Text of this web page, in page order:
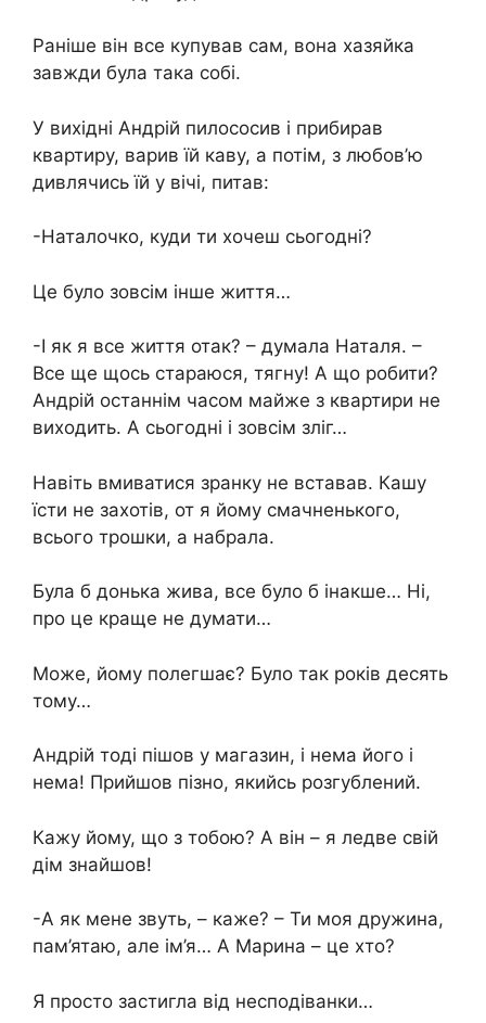
Раніше він все купував сам, вона хазяйка
завжди була така собі.
У вихідні Андрій пилососив і прибирав
квартиру, варив їй каву, а потім, з любов’ю
дивлячись їй у вічі, питав:
-Наталочко, куди ти хочеш сьогодні?
Це було зовсім інше життя…
-І як я все життя отак? – думала Наталя. –
Все ще щось стараюся, тягну! А що робити?
Андрій останнім часом майже з квартири не
виходить. А сьогодні і зовсім зліг…
Навіть вмиватися зранку не вставав. Кашу
їсти не захотів, от я йому смачненького,
всього трошки, а набрала.
Була б донька жива, все було б інакше… Ні,
про це краще не думати…
Може, йому полегшає? Було так років десять
тому…
Андрій тоді пішов у магазин, і нема його і
нема! Прийшов пізно, якийсь розгублений.
Кажу йому, що з тобою? А він – я ледве свій
дім знайшов!
-А як мене звуть, – каже? – Ти моя дружина,
пам’ятаю, але ім’я… А Марина – це хто?
Я просто застигла від несподіванки…